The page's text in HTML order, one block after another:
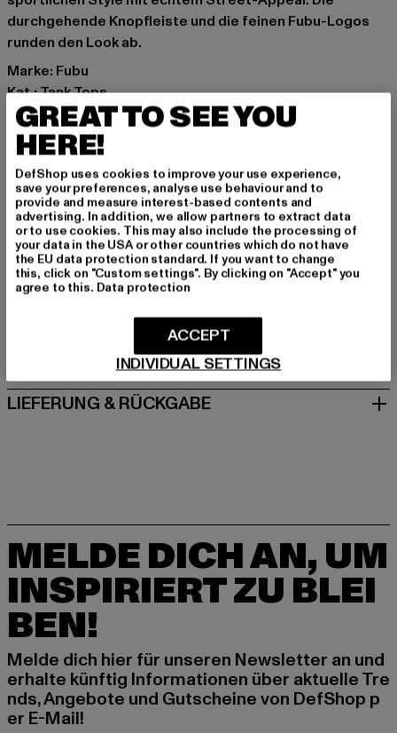
durchgehende Knopfleiste und die feinen Fubu-Logos
runden den Look ab.
Marke: Fubu
Kat.: Tank Tops
Farbe: schwarz, blau
Hersteller Farbe: creme/blue/black
Materialzusammensetzung: 100% Polyester
Art.Nr: 6035782-14399
Hersteller: Urban Styles Agency GmbH & Co. KG |
agentur@urbanstylesagency.com
Schanzenstraße 41 | 51063 Köln | DE
GRÖSSE & PASSFORM
PFLEGEHINWEISE
LIEFERUNG & RÜCKGABE
MELDE DICH AN, UM
INSPIRIERT ZU BLEI
BEN!
Melde dich hier für unseren Newsletter an und
erhalte künftig Informationen über aktuelle Tre
nds, Angebote und Gutscheine von DefShop p
er E-Mail!
GREAT TO SEE YOU
HERE!
DefShop uses cookies to improve your use experience,
save your preferences, analyse use behaviour and to
provide and measure interest-based contents and
advertising. In addition, we allow partners to extract data
or to use cookies. This may also include the processing of
your data in the USA or other countries which do not have
the EU data protection standard. If you want to change
this, click on "Custom settings". By clicking on "Accept" you
agree to this. Data protection
INDIVIDUAL SETTINGS
ACCEPT